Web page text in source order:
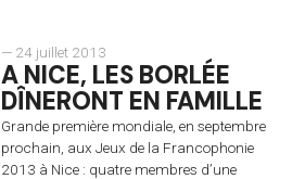
— 24 juillet 2013
A NICE, LES BORLÉE
DÎNERONT EN FAMILLE
Grande première mondiale, en septembre
prochain, aux Jeux de la Francophonie
2013 à Nice : quatre membres d’une